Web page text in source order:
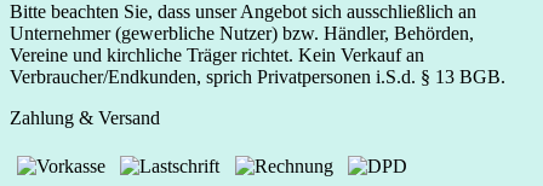
Bitte beachten Sie, dass unser Angebot sich ausschließlich an
Unternehmer (gewerbliche Nutzer) bzw. Händler, Behörden,
Vereine und kirchliche Träger richtet. Kein Verkauf an
Verbraucher/Endkunden, sprich Privatpersonen i.S.d. § 13 BGB.
Zahlung & Versand